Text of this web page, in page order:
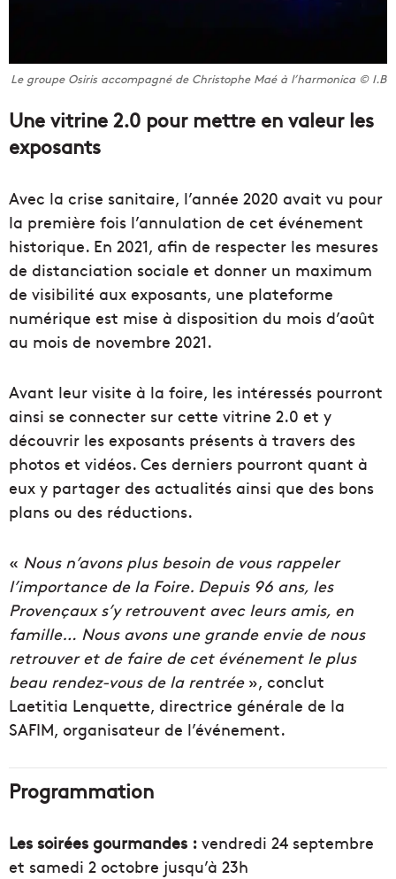
Le groupe Osiris accompagné de Christophe Maé à l’harmonica © I.B
Une vitrine 2.0 pour mettre en valeur les
exposants
Avec la crise sanitaire, l’année 2020 avait vu pour
la première fois l’annulation de cet événement
historique. En 2021, afin de respecter les mesures
de distanciation sociale et donner un maximum
de visibilité aux exposants, une plateforme
numérique est mise à disposition du mois d’août
au mois de novembre 2021.
Avant leur visite à la foire, les intéressés pourront
ainsi se connecter sur cette vitrine 2.0 et y
découvrir les exposants présents à travers des
photos et vidéos. Ces derniers pourront quant à
eux y partager des actualités ainsi que des bons
plans ou des réductions.
« Nous n’avons plus besoin de vous rappeler
l’importance de la Foire. Depuis 96 ans, les
Provençaux s’y retrouvent avec leurs amis, en
famille… Nous avons une grande envie de nous
retrouver et de faire de cet événement le plus
beau rendez-vous de la rentrée», conclut
Laetitia Lenquette, directrice générale de la
SAFIM, organisateur de l’événement.
Programmation
Les soirées gourmandes : vendredi 24 septembre
et samedi 2 octobre jusqu’à 23h